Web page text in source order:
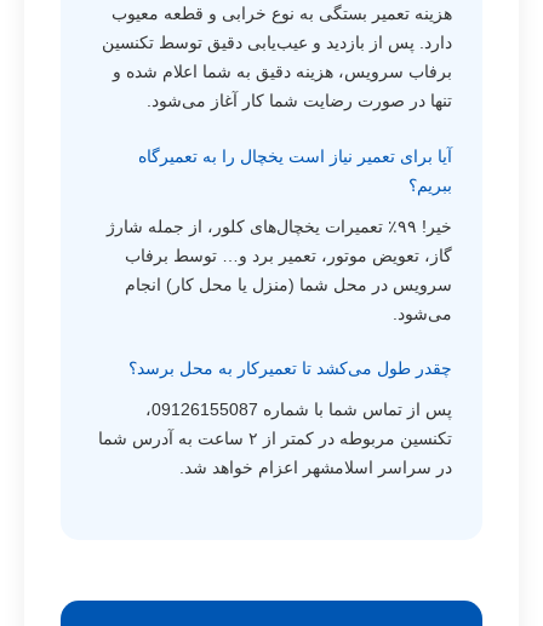
هزینه تعمیر بستگی به نوع خرابی و قطعه معیوب
دارد. پس از بازدید و عیب‌یابی دقیق توسط تکنسین
برفاب سرویس، هزینه دقیق به شما اعلام شده و
تنها در صورت رضایت شما کار آغاز می‌شود.
آیا برای تعمیر نیاز است یخچال را به تعمیرگاه
ببریم؟
خیر! ۹۹٪ تعمیرات یخچال‌های کلور، از جمله شارژ
گاز، تعویض موتور، تعمیر برد و… توسط برفاب
سرویس در محل شما (منزل یا محل کار) انجام
می‌شود.
چقدر طول می‌کشد تا تعمیرکار به محل برسد؟
پس از تماس شما با شماره 09126155087،
تکنسین مربوطه در کمتر از ۲ ساعت به آدرس شما
در سراسر اسلامشهر اعزام خواهد شد.